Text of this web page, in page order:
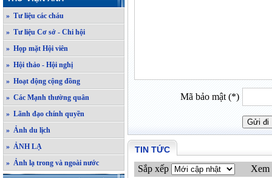
» Tư liệu các cháu
» Tư liệu Cơ sở - Chi hội
» Họp mặt Hội viên
» Hội thảo - Hội nghị
» Hoạt động cộng đồng
» Các Mạnh thường quân
» Lãnh đạo chính quyền
» Ảnh du lịch
» ẢNH LẠ
» Ảnh lạ trong và ngoài nước
Mã bảo mật (*)
TIN TỨC
Sắp xếp Xem